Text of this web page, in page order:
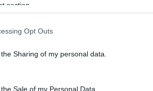
section.
Opt Outs
Sharing of my personal data.
Sale of my Personal Data.
– αφήνοντας άναυδους και
γραμμή: καταγγέλλουμε για τις